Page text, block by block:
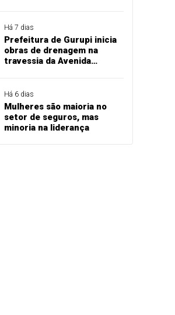
Há 7 dias
Prefeitura de Gurupi inicia
obras de drenagem na
travessia da Avenida
Há 6 dias
Mulheres são maioria no
setor de seguros, mas
minoria na liderança